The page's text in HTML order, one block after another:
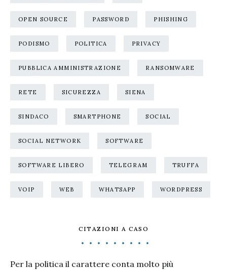
OPEN SOURCE PASSWORD PHISHING
PODISMO POLITICA PRIVACY
PUBBLICA AMMINISTRAZIONE RANSOMWARE
RETE SICUREZZA SIENA
SINDACO SMARTPHONE SOCIAL
SOCIAL NETWORK SOFTWARE
SOFTWARE LIBERO TELEGRAM TRUFFA
VOIP WEB WHATSAPP WORDPRESS
CITAZIONI A CASO
Per la politica il carattere conta molto più